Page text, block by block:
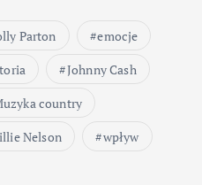
Parton
emocje
Johnny Cash
country
Nelson wpływ